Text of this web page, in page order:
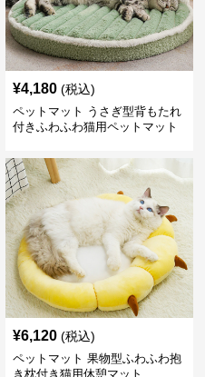
¥4,180 (税込)
ペットマット うさぎ型背もたれ
付きふわふわ猫用ペットマット
¥6,120 (税込)
ペットマット 果物型ふわふわ抱
き枕付き猫用休憩マット